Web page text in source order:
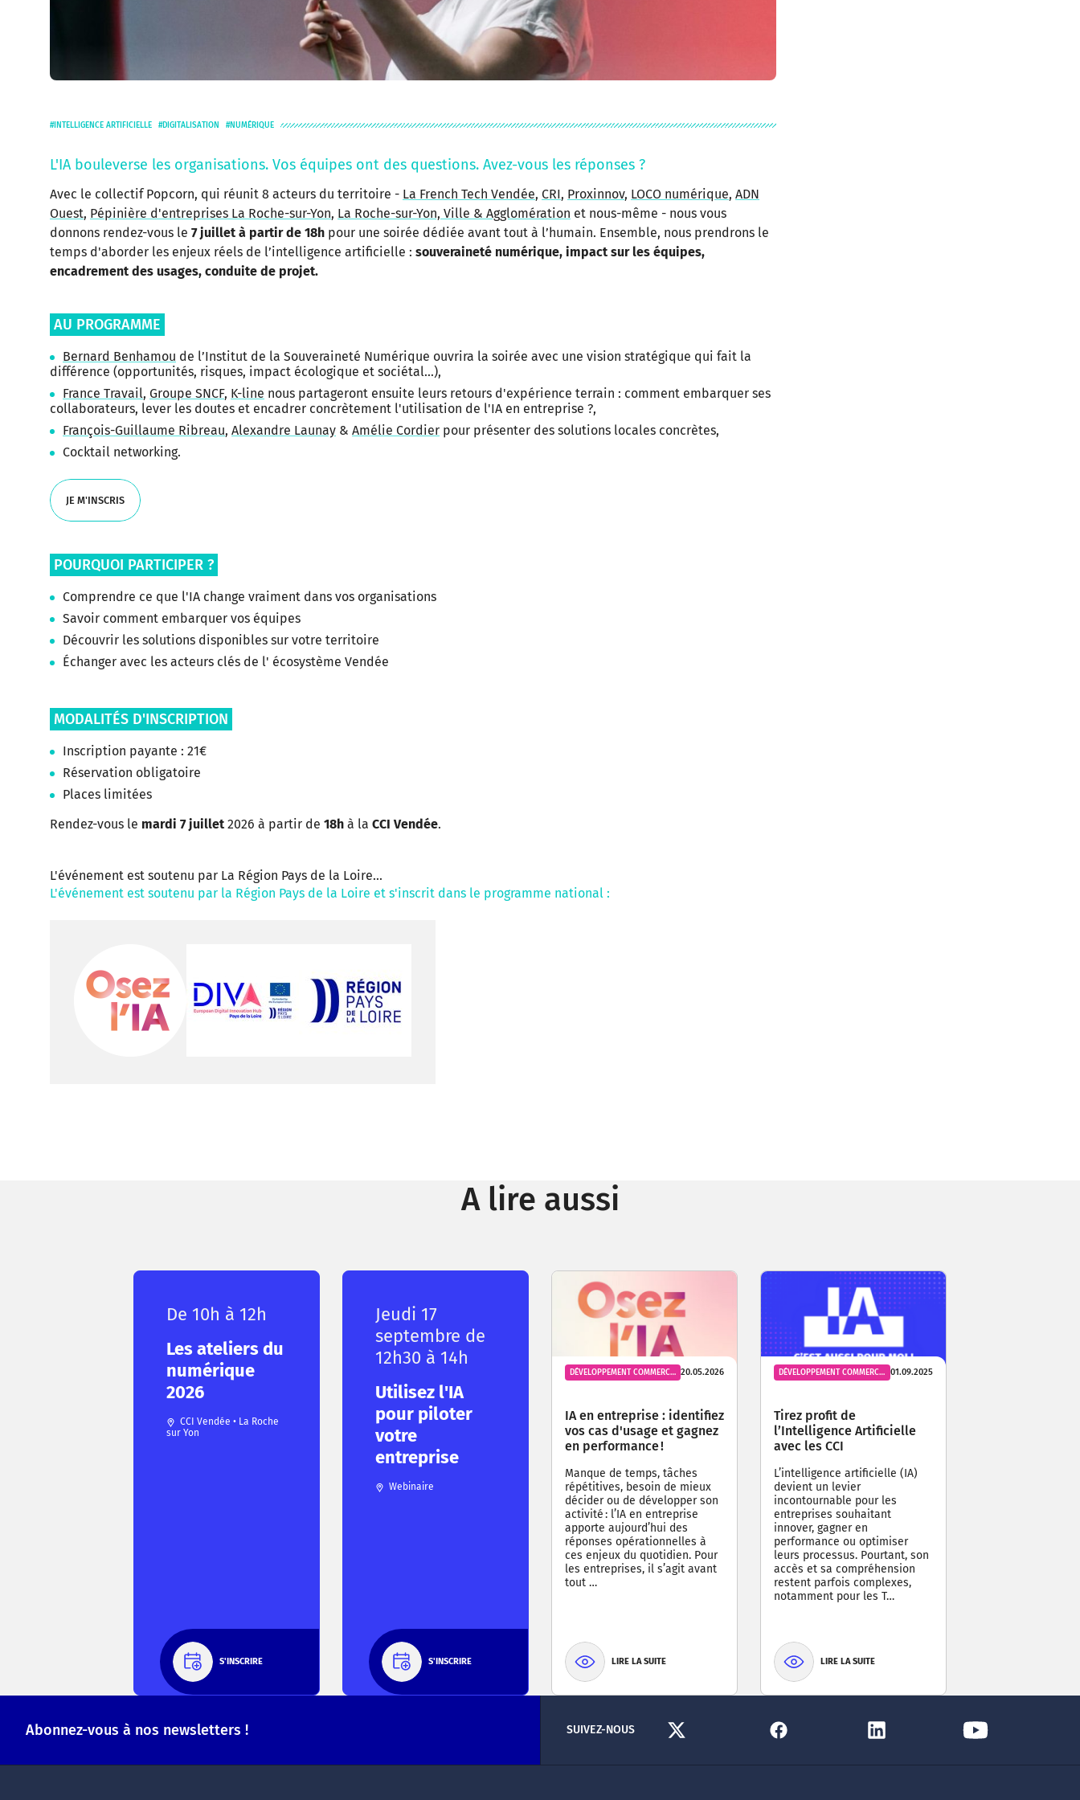
INTELLIGENCE ARTIFICIELLE DIGITALISATION NUMÉRIQUE
L'IA bouleverse les organisations. Vos équipes ont des questions. Avez-vous les réponses ?
Avec le collectif Popcorn, qui réunit 8 acteurs du territoire - La French Tech Vendée, CRI, Proxinnov, LOCO numérique, ADN
Ouest, Pépinière d'entreprises La Roche-sur-Yon, La Roche-sur-Yon, Ville & Agglomération et nous-même - nous vous
donnons rendez-vous le 7 juillet à partir de 18h pour une soirée dédiée avant tout à l’humain. Ensemble, nous prendrons le
temps d'aborder les enjeux réels de l’intelligence artificielle : souveraineté numérique, impact sur les équipes,
encadrement des usages, conduite de projet.
AU PROGRAMME
Bernard Benhamou de l’Institut de la Souveraineté Numérique ouvrira la soirée avec une vision stratégique qui fait la
différence (opportunités, risques, impact écologique et sociétal...),
France Travail, Groupe SNCF, K-line nous partageront ensuite leurs retours d'expérience terrain : comment embarquer ses
collaborateurs, lever les doutes et encadrer concrètement l'utilisation de l'IA en entreprise ?,
François-Guillaume Ribreau, Alexandre Launay & Amélie Cordier pour présenter des solutions locales concrètes,
Cocktail networking.
JE M'INSCRIS
POURQUOI PARTICIPER ?
Comprendre ce que l'IA change vraiment dans vos organisations
Savoir comment embarquer vos équipes
Découvrir les solutions disponibles sur votre territoire
Échanger avec les acteurs clés de l' écosystème Vendée
MODALITÉS D'INSCRIPTION
Inscription payante : 21€
Réservation obligatoire
Places limitées
Rendez-vous le mardi 7 juillet 2026 à partir de 18h à la CCI Vendée.
L'événement est soutenu par La Région Pays de la Loire...
L'événement est soutenu par la Région Pays de la Loire et s'inscrit dans le programme national :
A lire aussi
De 10h à 12h
Les ateliers du
numérique
2026
CCI Vendée • La Roche
sur Yon
S'INSCRIRE
Jeudi 17
septembre de
12h30 à 14h
Utilisez l'IA
pour piloter
votre
entreprise
Webinaire
S'INSCRIRE
DÉVELOPPEMENT COMMERCIAL 20.05.2026
IA en entreprise : identifiez
vos cas d'usage et gagnez
en performance !
Manque de temps, tâches
répétitives, besoin de mieux
décider ou de développer son
activité : l’IA en entreprise
apporte aujourd’hui des
réponses opérationnelles à
ces enjeux du quotidien. Pour
les entreprises, il s’agit avant
tout …
LIRE LA SUITE
DÉVELOPPEMENT COMMERCIAL 01.09.2025
Tirez profit de
l’Intelligence Artificielle
avec les CCI
L’intelligence artificielle (IA)
devient un levier
incontournable pour les
entreprises souhaitant
innover, gagner en
performance ou optimiser
leurs processus. Pourtant, son
accès et sa compréhension
restent parfois complexes,
notamment pour les T…
LIRE LA SUITE
Abonnez-vous à nos newsletters ! SUIVEZ-NOUS